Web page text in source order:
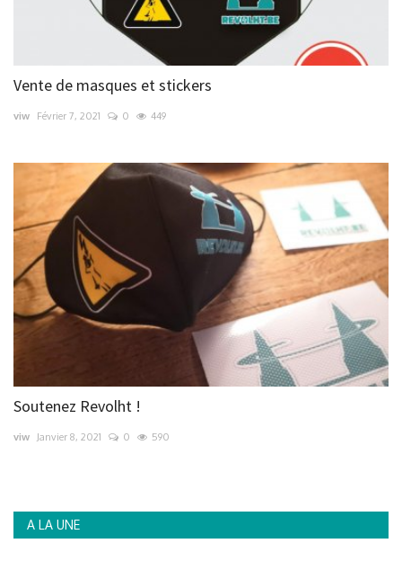
Vente de masques et stickers
viw Février 7, 2021 0 449
Soutenez Revolht !
viw Janvier 8, 2021 0 590
A LA UNE